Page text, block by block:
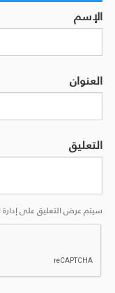
الإسم
العنوان
التعليق
سيتم عرض التعليق على